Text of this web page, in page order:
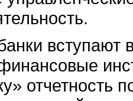
отчетность